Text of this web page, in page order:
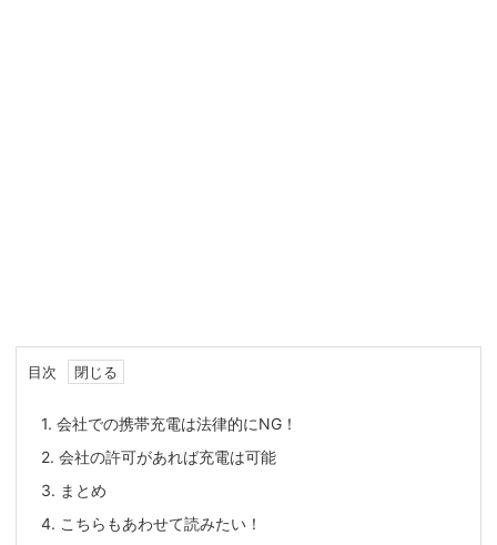
目次
1. 会社での携帯充電は法律的にNG！
2. 会社の許可があれば充電は可能
3. まとめ
4. こちらもあわせて読みたい！